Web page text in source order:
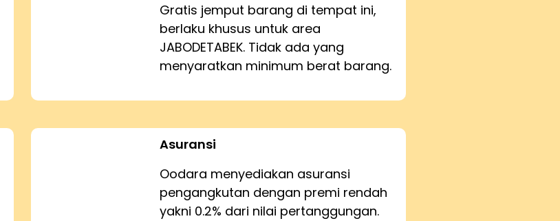
Gratis jemput barang di tempat ini,
berlaku khusus untuk area
JABODETABEK. Tidak ada yang
menyaratkan minimum berat barang.
Asuransi
Oodara menyediakan asuransi
pengangkutan dengan premi rendah
yakni 0.2% dari nilai pertanggungan.